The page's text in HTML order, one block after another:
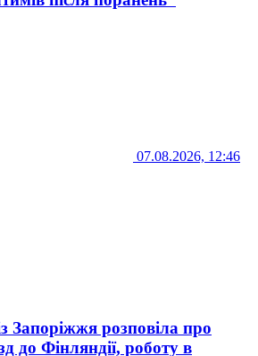
07.08.2026, 12:46
Запоріжжя розповіла про
до Фінляндії, роботу в